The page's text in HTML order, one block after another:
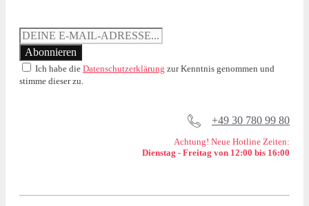
Ich habe die Datenschutzerklärung zur Kenntnis genommen und
stimme dieser zu.
+49 30 780 99 80
Achtung! Neue Hotline Zeiten:
Dienstag - Freitag von 12:00 bis 16:00